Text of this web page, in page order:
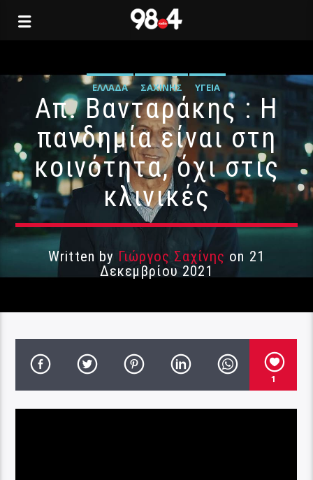
ΕΛΛΆΔΑ ΣΑΧΊΝΗΣ ΥΓΕΊΑ
Απ. Βανταράκης : Η
πανδημία είναι στη
κοινότητα, όχι στις
κλινικές
Written by Γιώργος Σαχίνης on 21
Δεκεμβρίου 2021
1